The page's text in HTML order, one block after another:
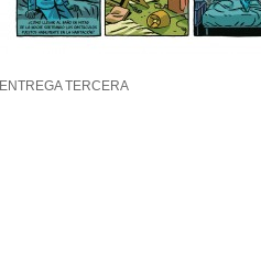
ENTREGA TERCERA